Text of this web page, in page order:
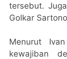
tersebut.
Golkar
Menurut
kewajiban